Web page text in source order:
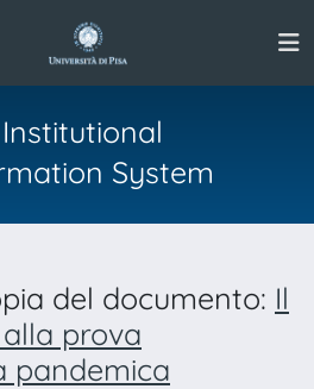
Institutional
System
del documento: Il
prova
pandemica